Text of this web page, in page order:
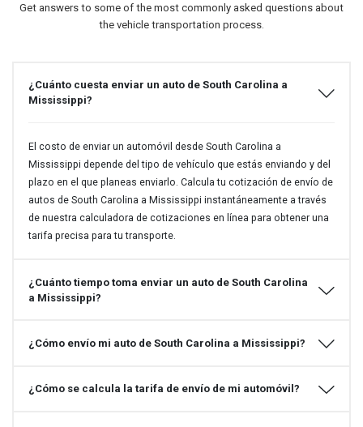
Get answers to some of the most commonly asked questions about
the vehicle transportation process.
¿Cuánto cuesta enviar un auto de South Carolina a
Mississippi?
El costo de enviar un automóvil desde South Carolina a
Mississippi depende del tipo de vehículo que estás enviando y del
plazo en el que planeas enviarlo. Calcula tu cotización de envío de
autos de South Carolina a Mississippi instantáneamente a través
de nuestra calculadora de cotizaciones en línea para obtener una
tarifa precisa para tu transporte.
¿Cuánto tiempo toma enviar un auto de South Carolina
a Mississippi?
¿Cómo envío mi auto de South Carolina a Mississippi?
¿Cómo se calcula la tarifa de envío de mi automóvil?